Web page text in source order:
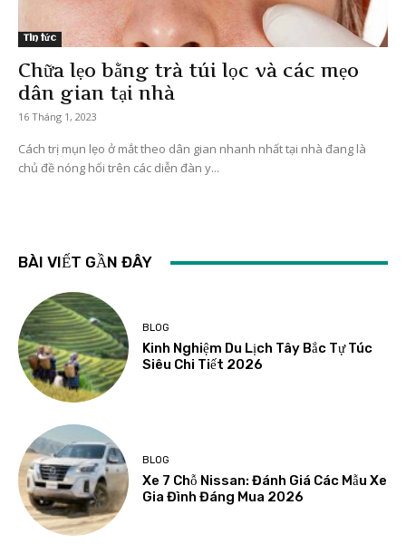
Tin tức
Chữa lẹo bằng trà túi lọc và các mẹo
dân gian tại nhà
16 Tháng 1, 2023
Cách trị mụn lẹo ở mắt theo dân gian nhanh nhất tại nhà đang là
chủ đề nóng hổi trên các diễn đàn y...
BÀI VIẾT GẦN ĐÂY
BLOG
Kinh Nghiệm Du Lịch Tây Bắc Tự Túc
Siêu Chi Tiết 2026
BLOG
Xe 7 Chỗ Nissan: Đánh Giá Các Mẫu Xe
Gia Đình Đáng Mua 2026